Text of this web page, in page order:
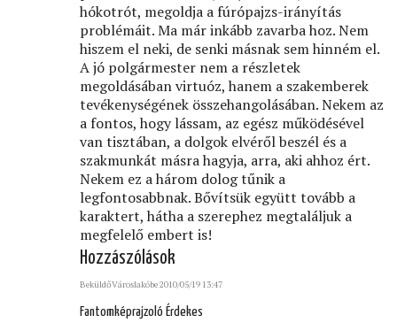
hókotrót, megoldja a fúrópajzs-irányítás
problémáit. Ma már inkább zavarba hoz. Nem
hiszem el neki, de senki másnak sem hinném el.
A jó polgármester nem a részletek
megoldásában virtuóz, hanem a szakemberek
tevékenységének összehangolásában. Nekem az
a fontos, hogy lássam, az egész működésével
van tisztában, a dolgok elvéről beszél és a
szakmunkát másra hagyja, arra, aki ahhoz ért.
Nekem ez a három dolog tűnik a
legfontosabbnak. Bővítsük együtt tovább a
karaktert, hátha a szerephez megtaláljuk a
megfelelő embert is!
Hozzászólások
BeküldőVároslakóbe 2010/05/19 13:47
Fantomképrajzoló Érdekes